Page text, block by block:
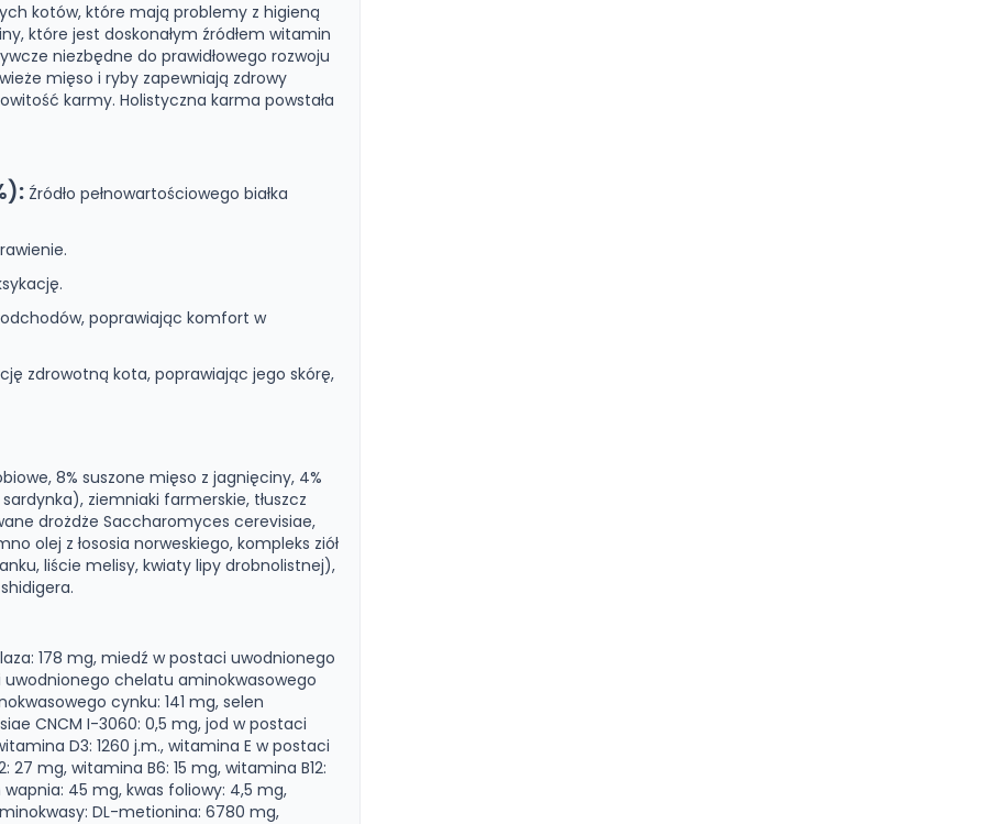
kotów, które mają problemy z higieną
które jest doskonałym źródłem witamin
niezbędne do prawidłowego rozwoju
mięso i ryby zapewniają zdrowy
karmy. Holistyczna karma powstała
Źródło pełnowartościowego białka
poprawiając komfort w
zdrowotną kota, poprawiając jego skórę,
8% suszone mięso z jagnięciny, 4%
ziemniaki farmerskie, tłuszcz
drożdże Saccharomyces cerevisiae,
olej z łososia norweskiego, kompleks ziół
liście melisy, kwiaty lipy drobnolistnej),
178 mg, miedź w postaci uwodnionego
chelatu aminokwasowego
cynku: 141 mg, selen
CNCM I-3060: 0,5 mg, jod w postaci
D3: 1260 j.m., witamina E w postaci
27 mg, witamina B6: 15 mg, witamina B12:
45 mg, kwas foliowy: 4,5 mg,
DL-metionina: 6780 mg,